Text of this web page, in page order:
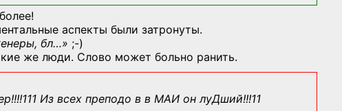
аспекты были затронуты.
бл…» ;-)
же люди. Слово может больно ранить.
Из всех преподо в в МАИ он луДший!!!11